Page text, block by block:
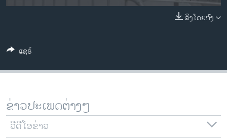
ວິທະຍາສາດ-ເທັກໂນໂລຈີ
ພາສາອັງກິດ
ລາຍການກະຈາຍສຽງ
ລາຍງານ
ຕິດຕາມພວກເຮົາ ທີ່
ລິງໂດຍກົງ
ແຊຣ໌
ຂ່າວປະເພດຕ່າງໆ
ວີດີໂອຂ່າວ